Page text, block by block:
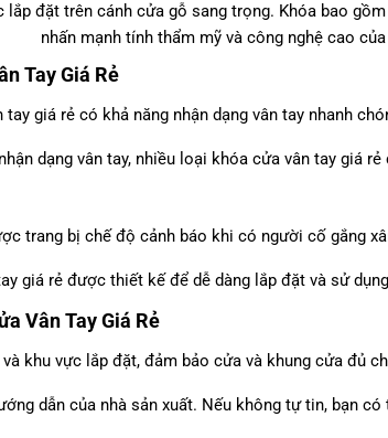
đặt trên cánh cửa gỗ sang trọng. Khóa bao
nhấn mạnh tính thẩm mỹ và công nghệ cao
Tay Giá Rẻ
tay giá rẻ có khả năng nhận dạng vân tay nhanh
dạng vân tay, nhiều loại khóa cửa vân tay giá
trang bị chế độ cảnh báo khi có người cố gắng
giá rẻ được thiết kế để dễ dàng lắp đặt và sử
Vân Tay Giá Rẻ
khu vực lắp đặt, đảm bảo cửa và khung cửa đủ
dẫn của nhà sản xuất. Nếu không tự tin, bạn